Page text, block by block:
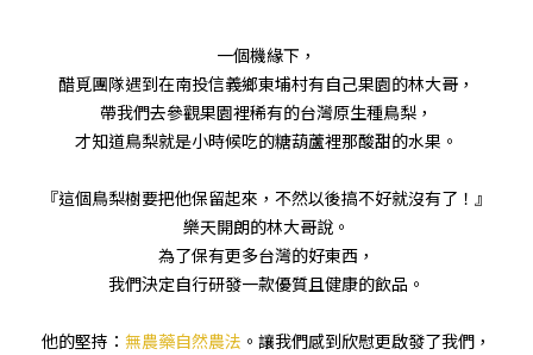
一個機緣下，
醋覓團隊遇到在南投信義鄉東埔村有自己果園的林大哥，
帶我們去參觀果園裡稀有的台灣原生種鳥梨，
才知道鳥梨就是小時候吃的糖葫蘆裡那酸甜的水果。
『這個鳥梨樹要把他保留起來，不然以後搞不好就沒有了！』
樂天開朗的林大哥說。
為了保有更多台灣的好東西，
我們決定自行研發一款優質且健康的飲品。
他的堅持： 無農藥自然農法 。讓我們感到欣慰更啟發了我們，